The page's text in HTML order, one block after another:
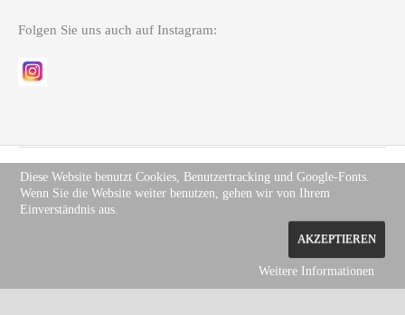
Folgen Sie uns auch auf Instagram:
Copyright (c) Site Name 2012. All rights reserved.Impressum
Diese Website benutzt Cookies, Benutzertracking und Google-Fonts.
Wenn Sie die Website weiter benutzen, gehen wir von Ihrem
Einverständnis aus.
AKZEPTIEREN
Weitere Informationen